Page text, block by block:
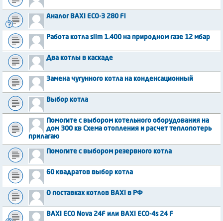
Аналог BAXI ECO-3 280 Fi
Работа котла slim 1.400 на природном газе 12 мбар
Два котлы в каскаде
Замена чугунного котла на конденсационный
Выбор котла
Помогите с выбором котельного оборудования на
дом 300 кв Схема отопления и расчет теплопотерь
прилагаю
Помогите с выбором резервного котла
60 квадратов выбор котла
О поставках котлов BAXI в РФ
BAXI ECO Nova 24F или BAXI ECO-4s 24 F